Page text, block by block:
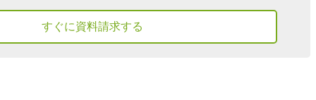
すぐに資料請求する